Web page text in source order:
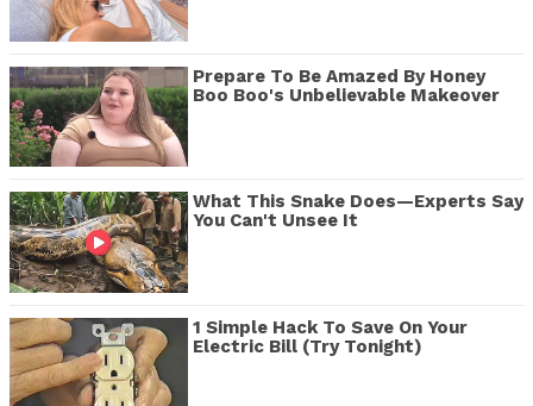
Prepare To Be Amazed By Honey
Boo Boo's Unbelievable Makeover
What This Snake Does—Experts Say
You Can't Unsee It
1 Simple Hack To Save On Your
Electric Bill (Try Tonight)